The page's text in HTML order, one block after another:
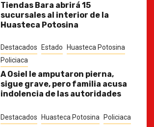
Tiendas Bara abrirá 15
sucursales al interior de la
Huasteca Potosina
Destacados Estado
Huasteca Potosina
Policiaca
A Osiel le amputaron pierna,
sigue grave, pero familia acusa
indolencia de las autoridades
Destacados Huasteca Potosina Policiaca